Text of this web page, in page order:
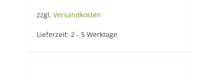
zzgl. Versandkosten
Lieferzeit: 2 - 5 Werktage